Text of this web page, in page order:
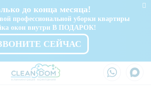
до конца месяца!
профессиональной уборки квартиры
окон внутри В ПОДАРОК!
СЕЙЧАС